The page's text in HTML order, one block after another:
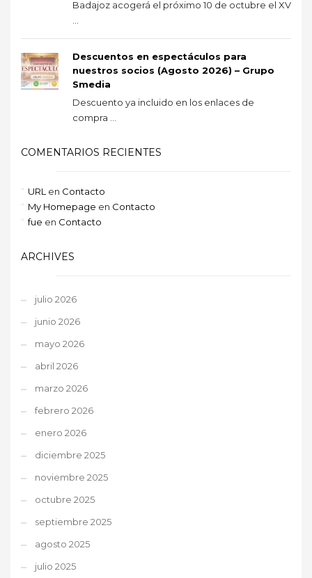
Badajoz acogerá el próximo 10 de octubre el XV
Descuentos en espectáculos para
nuestros socios (Agosto 2026) – Grupo
Smedia
Descuento ya incluido en los enlaces de
compra ...
COMENTARIOS RECIENTES
URL en Contacto
My Homepage en Contacto
fue en Contacto
ARCHIVES
julio 2026
junio 2026
mayo 2026
abril 2026
marzo 2026
febrero 2026
enero 2026
diciembre 2025
noviembre 2025
octubre 2025
septiembre 2025
agosto 2025
julio 2025